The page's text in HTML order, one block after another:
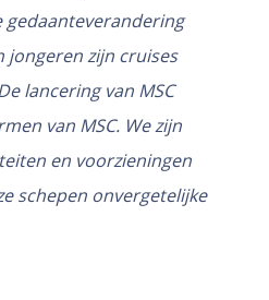
gedaanteverandering
zijn cruises
lancering van MSC
van MSC. We zijn
en voorzieningen
schepen onvergetelijke